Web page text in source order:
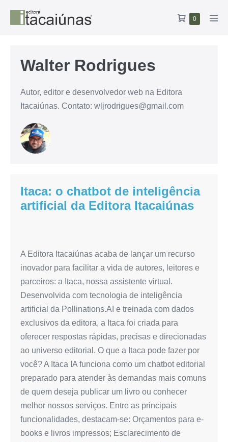
Carrinho
0Itens
Walter Rodrigues
Autor, editor e desenvolvedor web na Editora
Itacaiúnas. Contato: wljrodrigues@gmail.com
Itaca: o chatbot de inteligência
artificial da Editora Itacaiúnas
o
chatbot
de
inteligência
artificial
da
Editora
Itacaiúnas
A Editora Itacaiúnas acaba de lançar um recurso
inovador para facilitar a vida de autores, leitores e
parceiros: a Itaca, nossa assistente virtual.
Desenvolvida com tecnologia de inteligência
artificial da Pollinations.AI e treinada com dados
exclusivos da editora, a Itaca foi criada para
oferecer respostas rápidas, precisas e direcionadas
ao universo editorial. O que a Itaca pode fazer por
você? A Itaca IA funciona como um chatbot editorial
preparado para atender às demandas mais comuns
de quem deseja publicar um livro ou conhecer
melhor nossos serviços. Entre as principais
funcionalidades, destacam-se: Orçamentos para e-
books e livros impressos; Esclarecimento de